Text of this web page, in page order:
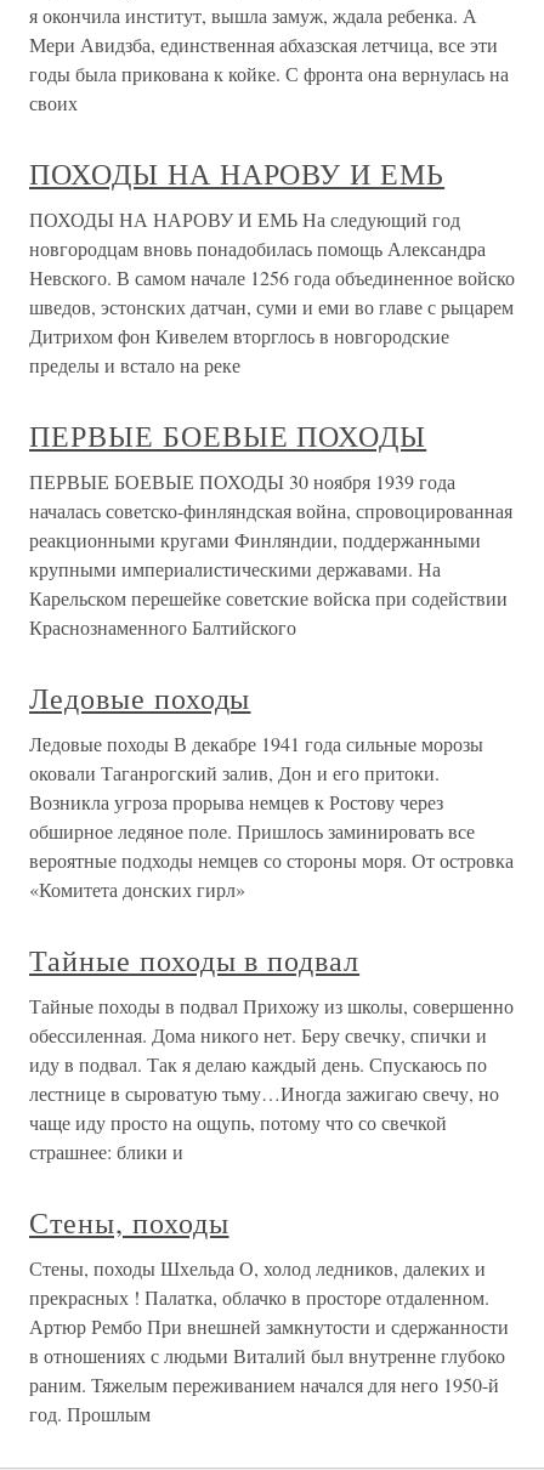
я окончила институт, вышла замуж, ждала ребенка. А
Мери Авидзба, единственная абхазская летчица, все эти
годы была прикована к койке. С фронта она вернулась на
своих
ПОХОДЫ НА НАРОВУ И ЕМЬ
ПОХОДЫ НА НАРОВУ И ЕМЬ На следующий год
новгородцам вновь понадобилась помощь Александра
Невского. В самом начале 1256 года объединенное войско
шведов, эстонских датчан, суми и еми во главе с рыцарем
Дитрихом фон Кивелем вторглось в новгородские
пределы и встало на реке
ПЕРВЫЕ БОЕВЫЕ ПОХОДЫ
ПЕРВЫЕ БОЕВЫЕ ПОХОДЫ 30 ноября 1939 года
началась советско-финляндская война, спровоцированная
реакционными кругами Финляндии, поддержанными
крупными империалистическими державами. На
Карельском перешейке советские войска при содействии
Краснознаменного Балтийского
Ледовые походы
Ледовые походы В декабре 1941 года сильные морозы
оковали Таганрогский залив, Дон и его притоки.
Возникла угроза прорыва немцев к Ростову через
обширное ледяное поле. Пришлось заминировать все
вероятные подходы немцев со стороны моря. От островка
«Комитета донских гирл»
Тайные походы в подвал
Тайные походы в подвал Прихожу из школы, совершенно
обессиленная. Дома никого нет. Беру свечку, спички и
иду в подвал. Так я делаю каждый день. Спускаюсь по
лестнице в сыроватую тьму…Иногда зажигаю свечу, но
чаще иду просто на ощупь, потому что со свечкой
страшнее: блики и
Стены, походы
Стены, походы Шхельда О, холод ледников, далеких и
прекрасных ! Палатка, облачко в просторе отдаленном.
Артюр Рембо При внешней замкнутости и сдержанности
в отношениях с людьми Виталий был внутренне глубоко
раним. Тяжелым переживанием начался для него 1950-й
год. Прошлым